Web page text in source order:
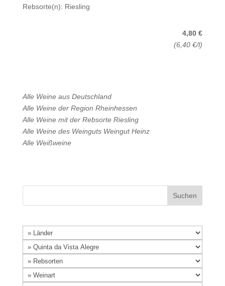
Rebsorte(n): Riesling
4,80 €
(6,40 €/l)
Alle Weine aus Deutschland
Alle Weine der Region Rheinhessen
Alle Weine mit der Rebsorte Riesling
Alle Weine des Weinguts Weingut Heinz
Alle Weißweine